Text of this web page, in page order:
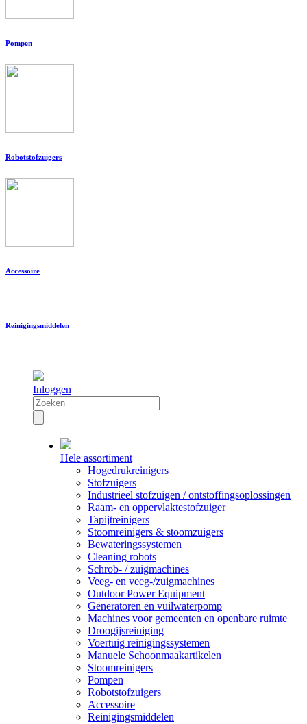
Pompen
Robotstofzuigers
Accessoire
Reinigingsmiddelen
Inloggen
Hele assortiment
Hogedrukreinigers
Stofzuigers
Industrieel stofzuigen / ontstoffingsoplossingen
Raam- en oppervlaktestofzuiger
Tapijtreinigers
Stoomreinigers & stoomzuigers
Bewateringssystemen
Cleaning robots
Schrob- / zuigmachines
Veeg- en veeg-/zuigmachines
Outdoor Power Equipment
Generatoren en vuilwaterpomp
Machines voor gemeenten en openbare ruimte
Droogijsreiniging
Voertuig reinigingssystemen
Manuele Schoonmaakartikelen
Stoomreinigers
Pompen
Robotstofzuigers
Accessoire
Reinigingsmiddelen